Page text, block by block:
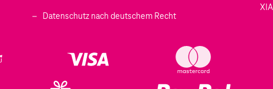
geöffnet)
in einem neuen Tab geöffnet)
Datenschutz nach deutschem Recht